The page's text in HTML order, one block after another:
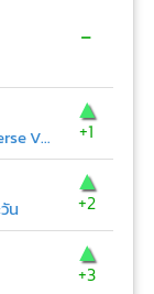
-
FREEHAND (genie Verse Vol.1)
▲
+1
น
▲
+2
▲
+3